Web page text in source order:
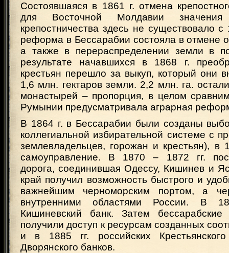
Состоявшаяся в 1861 г. отмена
для Восточной Молдавии
крепостничества здесь не существовало с
реформа в Бессарабии состояла в отмене
а также в перераспределении земли в
результате начавшихся в 1868 г.
крестьян перешло за выкуп, который они
1,6 млн. гектаров земли. 2,2 млн. га.
монастырей – пропорция, в целом
Румынии предусматривала аграрная
В 1864 г. в Бессарабии были созданы
коллегиальной избирательной системе с
землевладельцев, горожан и крестьян), в
самоуправление. В 1870 – 1872 гг.
дорога, соединившая Одессу, Кишинев и
край получил возможность быстрого и
важнейшим черноморским портом, а
внутренними областями России. В
Кишиневский банк. Затем бессарабские
получили доступ к ресурсам созданных
и в 1885 гг. российских
Дворянского банков.